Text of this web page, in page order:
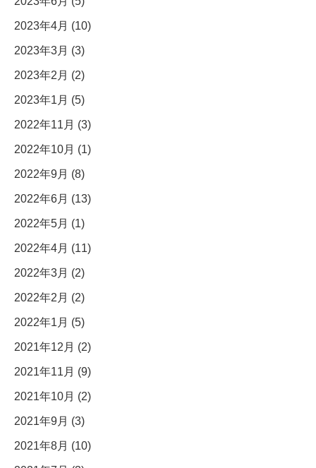
2023年4月 (10)
2023年3月 (3)
2023年2月 (2)
2023年1月 (5)
2022年11月 (3)
2022年10月 (1)
2022年9月 (8)
2022年6月 (13)
2022年5月 (1)
2022年4月 (11)
2022年3月 (2)
2022年2月 (2)
2022年1月 (5)
2021年12月 (2)
2021年11月 (9)
2021年10月 (2)
2021年9月 (3)
2021年8月 (10)